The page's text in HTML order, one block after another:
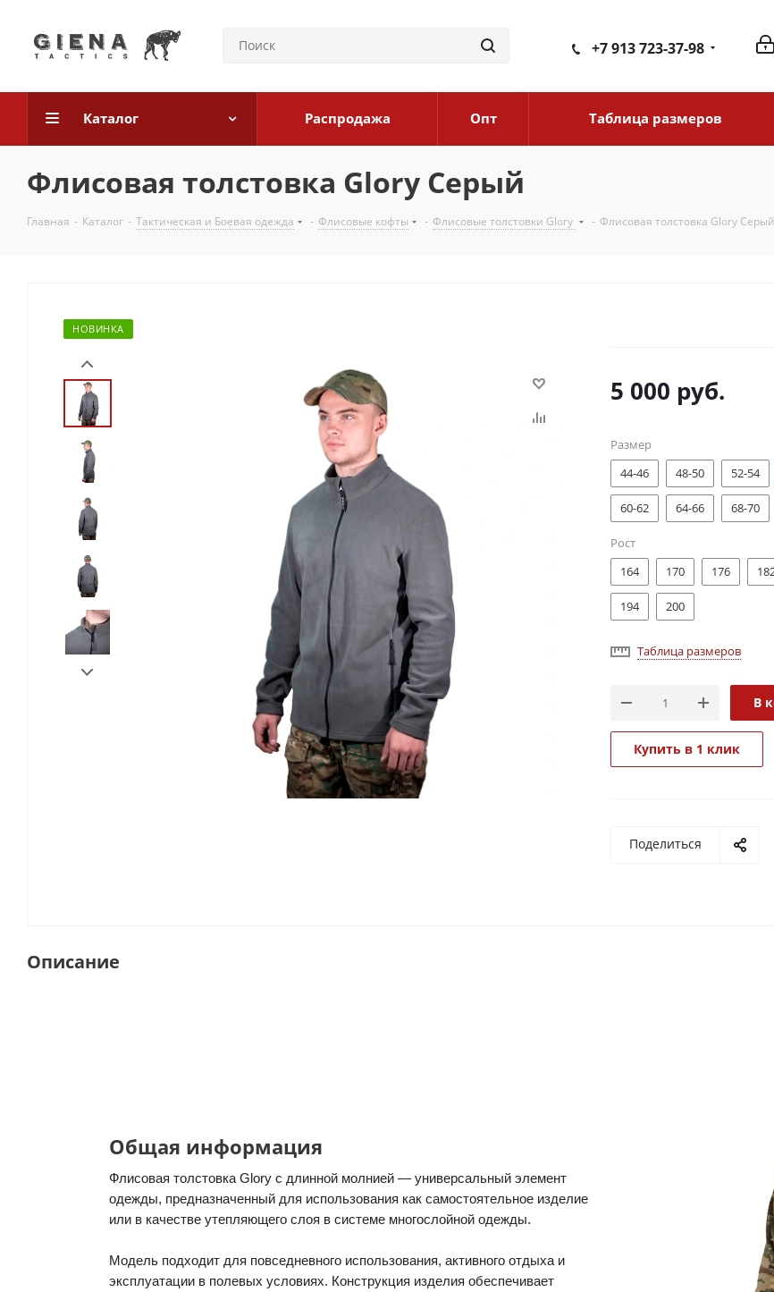
+7 913 723-37-98
Каталог Распродажа Опт Таблица размеров
Флисовая толстовка Glory Серый
Главная - Каталог - Тактическая и Боевая одежда - Флисовые кофты - Флисовые толстовки Glory - Флисовая толстовка Glory Серый
НОВИНКА
5 000 руб.
Размер
44-46
48-50 52-54
60-62 64-66 68-70
Рост
164
170 176
194 200
Таблица размеров
В
Купить в 1 клик
Поделиться
Описание
Общая информация
Флисовая толстовка Glory с длинной молнией — универсальный элемент
одежды, предназначенный для использования как самостоятельное изделие
или в качестве утепляющего слоя в системе многослойной одежды.
Модель подходит для повседневного использования, активного отдыха и
эксплуатации в полевых условиях. Конструкция изделия обеспечивает